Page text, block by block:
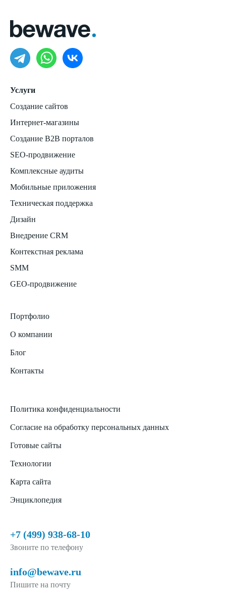
Услуги
Создание сайтов
Интернет-магазины
Создание B2B порталов
SEO-продвижение
Комплексные аудиты
Мобильные приложения
Техническая поддержка
Дизайн
Внедрение CRM
Контекстная реклама
SMM
GEO-продвижение
Портфолио
О компании
Блог
Контакты
Политика конфиденциальности
Согласие на обработку персональных данных
Готовые сайты
Технологии
Карта сайта
Энциклопедия
+7 (499) 938-68-10
Звоните по телефону
info@bewave.ru
Пишите на почту